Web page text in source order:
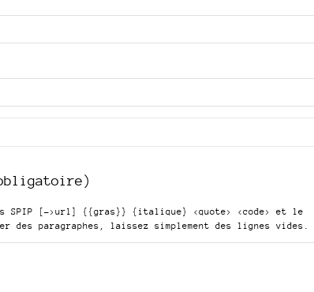
SPIP [->url] {{gras}} {italique} <quote> <code>
et le
des paragraphes, laissez simplement des lignes vides.